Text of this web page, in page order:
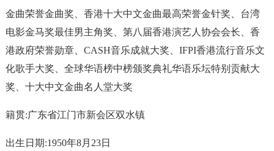
金曲荣誉金曲奖、香港十大中文金曲最高荣誉金针奖、台湾
电影金马奖最佳男主角奖、第八届香港演艺人协会会长、香
港政府荣誉勋章、CASH音乐成就大奖、IFPI香港流行音乐文
化歌手大奖、全球华语榜中榜颁奖典礼华语乐坛特别贡献大
奖、十大中文金曲名人堂大奖
籍贯:广东省江门市新会区双水镇
出生日期:1950年8月23日